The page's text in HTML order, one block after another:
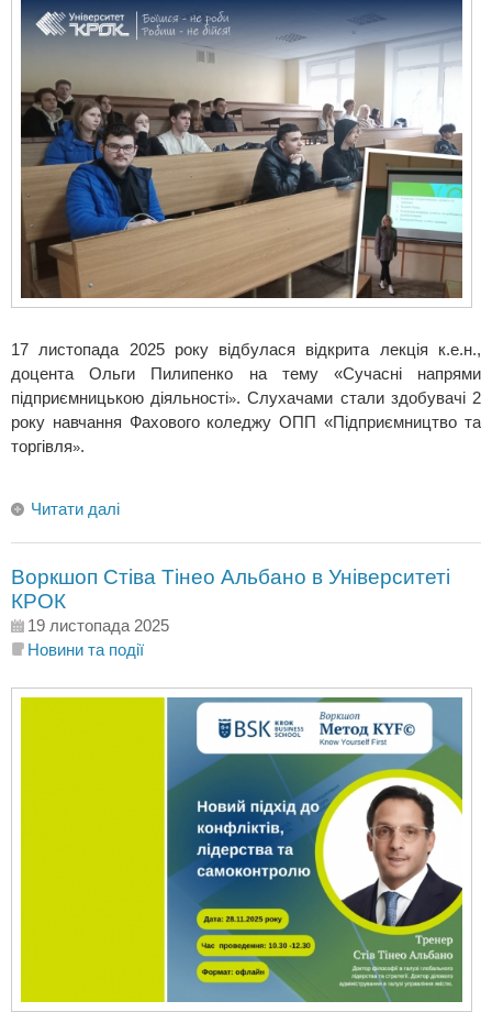
17 листопада 2025 року відбулася відкрита лекція к.е.н.,
доцента Ольги Пилипенко на тему «Сучасні напрями
підприємницькою діяльності». Слухачами стали здобувачі 2
року навчання Фахового коледжу ОПП «Підприємництво та
торгівля».
Читати далі
Воркшоп Стіва Тінео Альбано в Університеті
КРОК
19 листопада 2025
Новини та події